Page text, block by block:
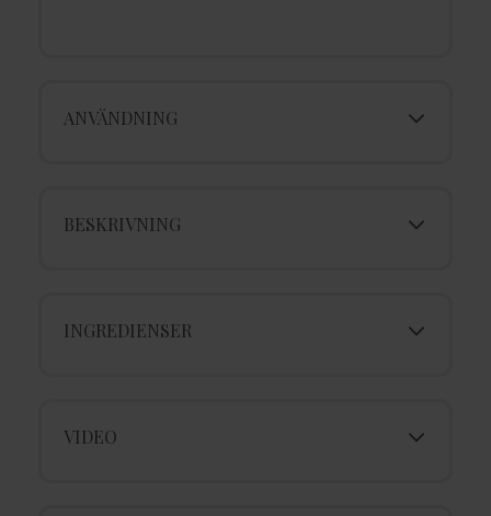
ANVÄNDNING
BESKRIVNING
INGREDIENSER
VIDEO